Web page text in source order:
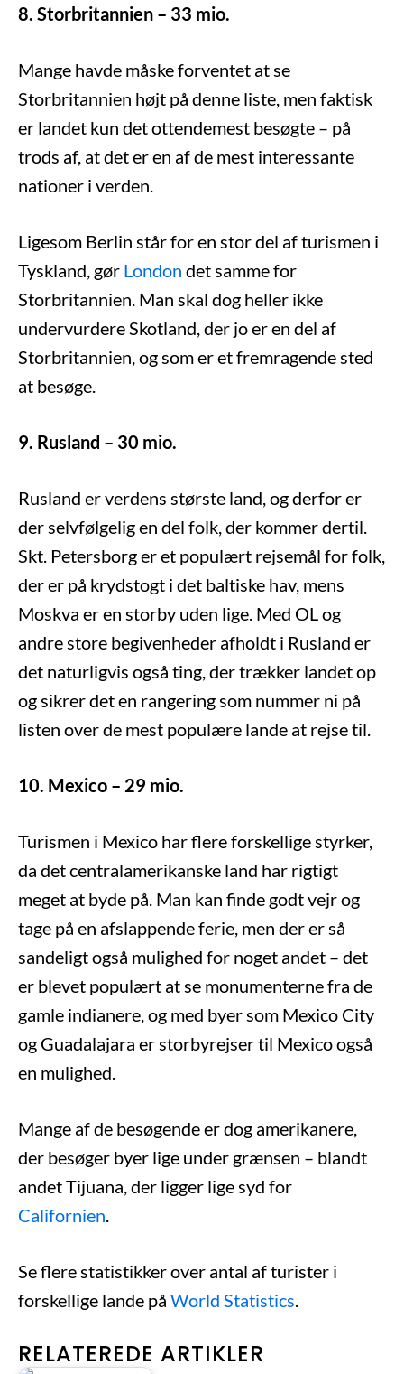
8. Storbritannien – 33 mio.
Mange havde måske forventet at se
Storbritannien højt på denne liste, men faktisk
er landet kun det ottendemest besøgte – på
trods af, at det er en af de mest interessante
nationer i verden.
Ligesom Berlin står for en stor del af turismen i
Tyskland, gør London det samme for
Storbritannien. Man skal dog heller ikke
undervurdere Skotland, der jo er en del af
Storbritannien, og som er et fremragende sted
at besøge.
9. Rusland – 30 mio.
Rusland er verdens største land, og derfor er
der selvfølgelig en del folk, der kommer dertil.
Skt. Petersborg er et populært rejsemål for folk,
der er på krydstogt i det baltiske hav, mens
Moskva er en storby uden lige. Med OL og
andre store begivenheder afholdt i Rusland er
det naturligvis også ting, der trækker landet op
og sikrer det en rangering som nummer ni på
listen over de mest populære lande at rejse til.
10. Mexico – 29 mio.
Turismen i Mexico har flere forskellige styrker,
da det centralamerikanske land har rigtigt
meget at byde på. Man kan finde godt vejr og
tage på en afslappende ferie, men der er så
sandeligt også mulighed for noget andet – det
er blevet populært at se monumenterne fra de
gamle indianere, og med byer som Mexico City
og Guadalajara er storbyrejser til Mexico også
en mulighed.
Mange af de besøgende er dog amerikanere,
der besøger byer lige under grænsen – blandt
andet Tijuana, der ligger lige syd for
Californien.
Se flere statistikker over antal af turister i
forskellige lande på World Statistics.
RELATEREDE ARTIKLER